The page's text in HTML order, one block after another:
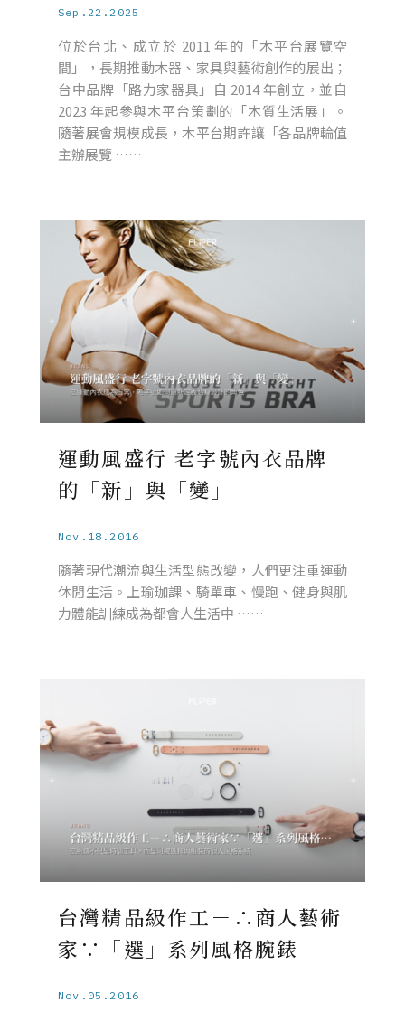
Sep.22.2025
位於台北、成立於 2011 年的「木平台展覽空
間」，長期推動木器、家具與藝術創作的展出；
台中品牌「路力家器具」自 2014 年創立，並自
2023 年起參與木平台策劃的「木質生活展」。
隨著展會規模成長，木平台期許讓「各品牌輪值
主辦展覽 ……
運動風盛行 老字號內衣品牌
的「新」與「變」
Nov.18.2016
隨著現代潮流與生活型態改變，人們更注重運動
休閒生活。上瑜珈課、騎單車、慢跑、健身與肌
力體能訓練成為都會人生活中 ……
台灣精品級作工－∴商人藝術
家∵「選」系列風格腕錶
Nov.05.2016